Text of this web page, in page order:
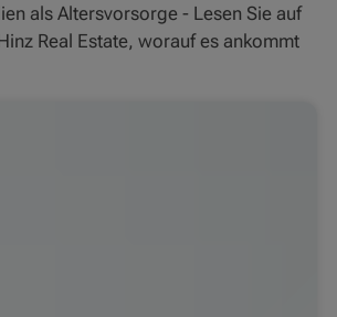
als Altersvorsorge - Lesen Sie auf
Real Estate, worauf es ankommt